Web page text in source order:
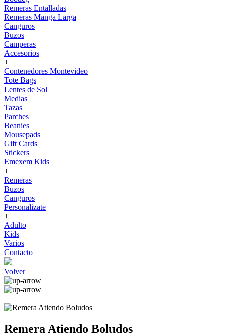
Remeras Entalladas
Remeras Manga Larga
Canguros
Buzos
Camperas
Accesorios
+
Contenedores Montevideo
Tote Bags
Lentes de Sol
Medias
Tazas
Parches
Beanies
Mousepads
Gift Cards
Stickers
Emexem Kids
+
Remeras
Buzos
Canguros
Personalizate
+
Adulto
Kids
Varios
Contacto
Volver
Remera Atiendo Boludos